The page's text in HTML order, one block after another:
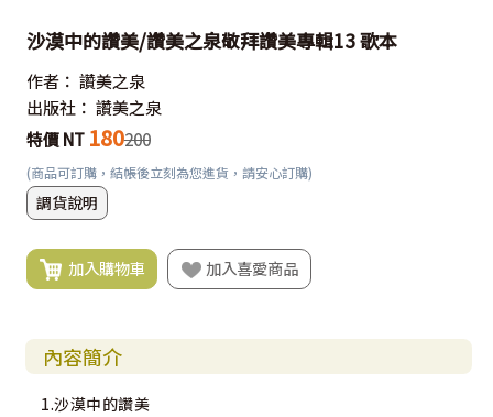
沙漠中的讚美/讚美之泉敬拜讚美專輯13 歌本
作者： 讚美之泉
出版社： 讚美之泉
特價 NT 180200
(商品可訂購，結帳後立刻為您進貨，請安心訂購)
調貨說明
加入購物車 加入喜愛商品
內容簡介
1.沙漠中的讚美